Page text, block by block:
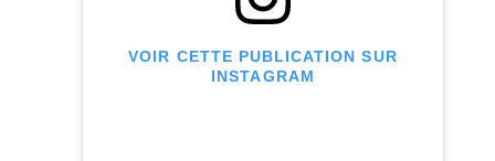
VOIR CETTE PUBLICATION SUR
INSTAGRAM